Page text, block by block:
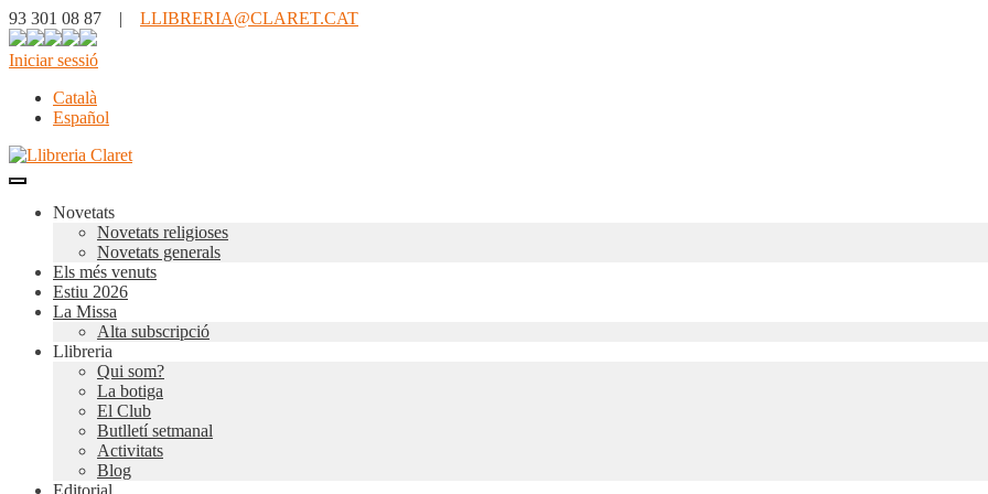
93 301 08 87 | LLIBRERIA@CLARET.CAT
Iniciar sessió
Català
Español
Novetats
Novetats religioses
Novetats generals
Els més venuts
Estiu 2026
La Missa
Alta subscripció
Llibreria
Qui som?
La botiga
El Club
Butlletí setmanal
Activitats
Blog
Editorial